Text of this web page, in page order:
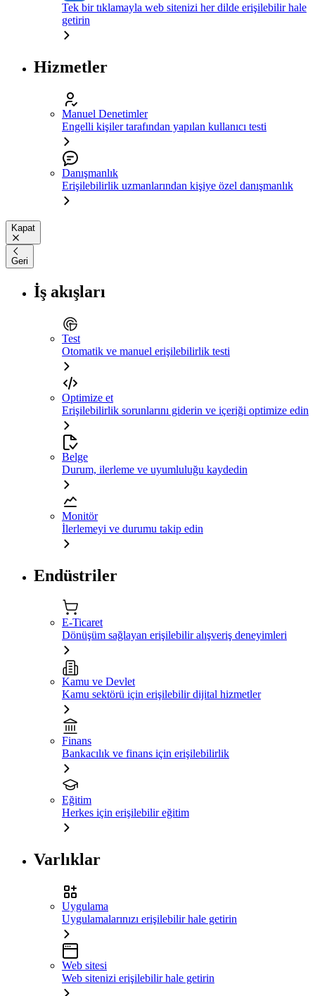
Tek bir tıklamayla web sitenizi her dilde erişilebilir hale
getirin
Hizmetler
Manuel Denetimler
Engelli kişiler tarafından yapılan kullanıcı testi
Danışmanlık
Erişilebilirlik uzmanlarından kişiye özel danışmanlık
Kapat
Geri
İş akışları
Test
Otomatik ve manuel erişilebilirlik testi
Optimize et
Erişilebilirlik sorunlarını giderin ve içeriği optimize edin
Belge
Durum, ilerleme ve uyumluluğu kaydedin
Monitör
İlerlemeyi ve durumu takip edin
Endüstriler
E-Ticaret
Dönüşüm sağlayan erişilebilir alışveriş deneyimleri
Kamu ve Devlet
Kamu sektörü için erişilebilir dijital hizmetler
Finans
Bankacılık ve finans için erişilebilirlik
Eğitim
Herkes için erişilebilir eğitim
Varlıklar
Uygulama
Uygulamalarınızı erişilebilir hale getirin
Web sitesi
Web sitenizi erişilebilir hale getirin